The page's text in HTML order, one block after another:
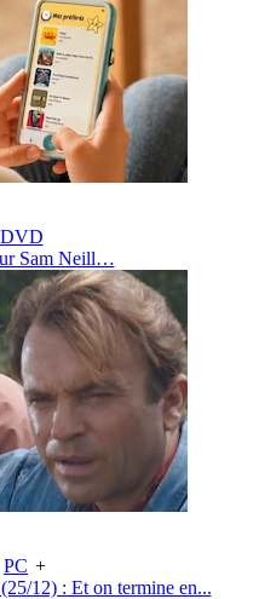
DVD
Sam Neill…
PC +
12) : Et on termine en...